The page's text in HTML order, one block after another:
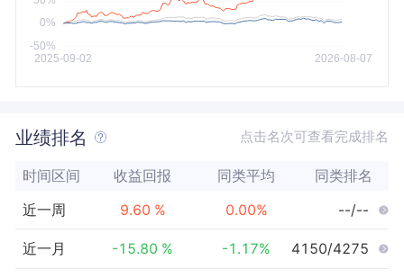
业绩排名 点击名次可查看完成排名
时间区间 收益回报 同类平均 同类排名
近一周 9.60 % 0.00% --/--
近一月 -15.80 % -1.17% 4150/4275